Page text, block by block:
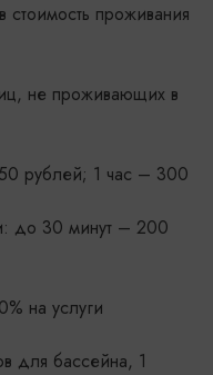
проживания
не проживающих в
рублей; 1 час – 300
до 30 минут – 200
на услуги
для бассейна, 1